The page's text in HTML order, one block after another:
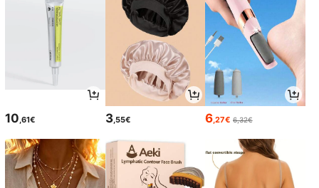
10 ,61€ 3,55€ 6 ,27€ 6,32€